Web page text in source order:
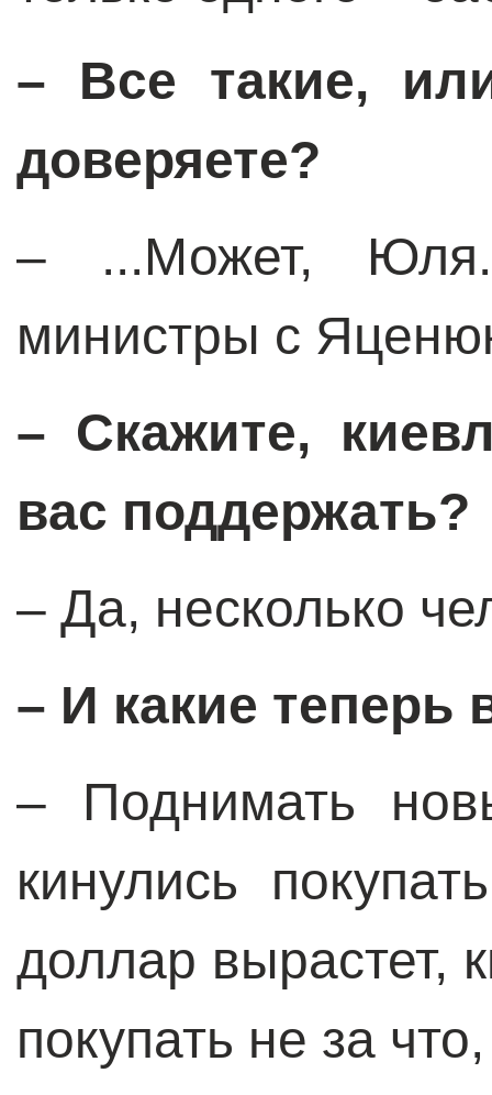
– Все такие,
доверяете?
– ...Может,
министры с
– Скажите,
вас поддержать?
– Да, несколько
– И какие
– Поднимать
кинулись
доллар вырастет,
покупать не за